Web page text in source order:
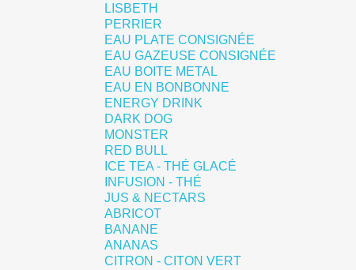
LISBETH
PERRIER
EAU PLATE CONSIGNÉE
EAU GAZEUSE CONSIGNÉE
EAU BOITE METAL
EAU EN BONBONNE
ENERGY DRINK
DARK DOG
MONSTER
RED BULL
ICE TEA - THÉ GLACÉ
INFUSION - THÉ
JUS & NECTARS
ABRICOT
BANANE
ANANAS
CITRON - CITON VERT